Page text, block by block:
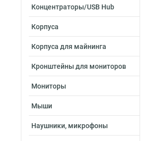
Концентраторы/USB Hub
Корпуса
Корпуса для майнинга
Кронштейны для мониторов
Мониторы
Мыши
Наушники, микрофоны